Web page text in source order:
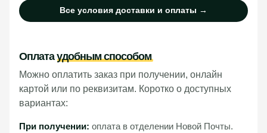
Все условия доставки и оплаты →
Оплатаудобным способом
Можно оплатить заказ при получении, онлайн
картой или по реквизитам. Коротко о доступных
вариантах:
При получении: оплата в отделении Новой Почты.